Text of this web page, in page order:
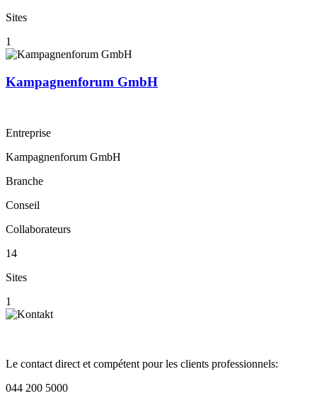
Sites
1
Kampagnenforum GmbH
Entreprise
Kampagnenforum GmbH
Branche
Conseil
Collaborateurs
14
Sites
1
Le contact direct et compétent pour les clients professionnels:
044 200 5000